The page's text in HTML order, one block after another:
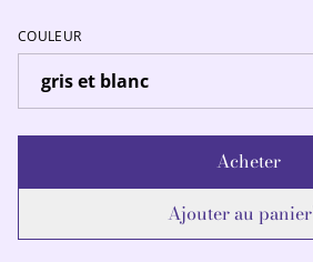
COULEUR
Acheter
Ajouter au panier